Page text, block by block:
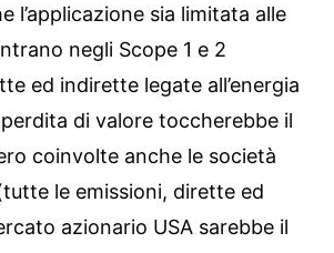
l’applicazione sia limitata alle
negli Scope 1 e 2
ed indirette legate all’energia
di valore toccherebbe il
coinvolte anche le società
le emissioni, dirette ed
azionario USA sarebbe il